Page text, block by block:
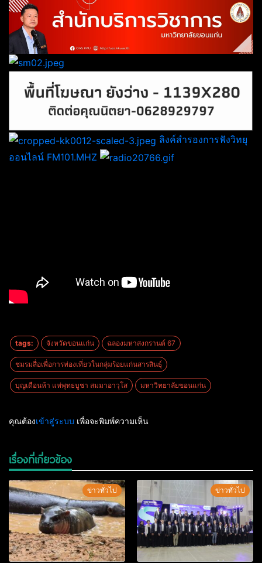
ลิงค์สำรองการฟังวิทยุ
ออนไลน์ FM101.MHZ
tags: จังหวัดขอนแก่น ฉลองมหาสงกรานต์ 67
ชมรมสื่อเพื่อการท่องเที่ยวในกลุ่มร้อยแก่นสารสินธุ์
บุญเดือนห้า แห่พุทธบูชา สมมาอาวุโส มหาวิทยาลัยขอนแก่น
คุณต้องเข้าสู่ระบบ เพื่อจะพิมพ์ความเห็น
เรื่องที่เกี่ยวข้อง
ข่าวทั่วไป ข่าวทั่วไป